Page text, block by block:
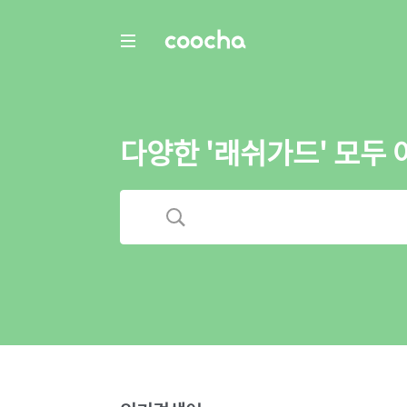
COOCHA
다양한 '래쉬가드' 모두